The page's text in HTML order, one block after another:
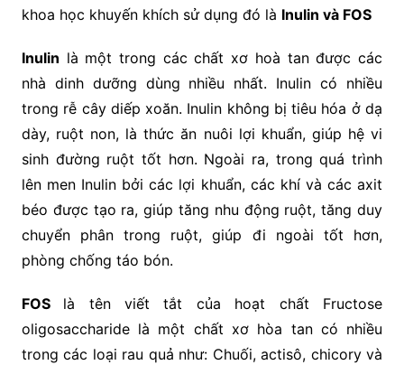
khoa học khuyến khích sử dụng đó là Inulin và FOS
Inulin là một trong các chất xơ hoà tan được các
nhà dinh dưỡng dùng nhiều nhất. Inulin có nhiều
trong rễ cây diếp xoăn. Inulin không bị tiêu hóa ở dạ
dày, ruột non, là thức ăn nuôi lợi khuẩn, giúp hệ vi
sinh đường ruột tốt hơn. Ngoài ra, trong quá trình
lên men Inulin bởi các lợi khuẩn, các khí và các axit
béo được tạo ra, giúp tăng nhu động ruột, tăng duy
chuyển phân trong ruột, giúp đi ngoài tốt hơn,
phòng chống táo bón.
FOS là tên viết tắt của hoạt chất Fructose
oligosaccharide là một chất xơ hòa tan có nhiều
trong các loại rau quả như: Chuối, actisô, chicory và